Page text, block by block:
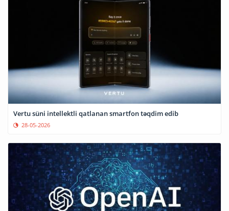
Vertu süni intellektli qatlanan smartfon təqdim edib
28-05-2026